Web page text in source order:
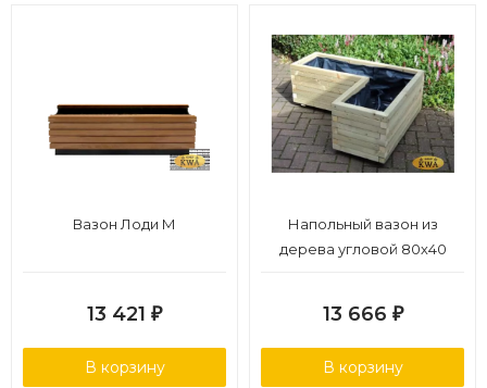
Вазон Лоди М
13 421 ₽
В корзину
Напольный вазон из
дерева угловой 80х40
13 666 ₽
В корзину